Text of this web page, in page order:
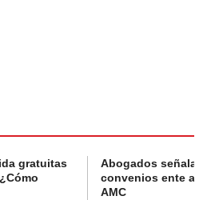
gratuitas
Abogados
convenios ente
AMC